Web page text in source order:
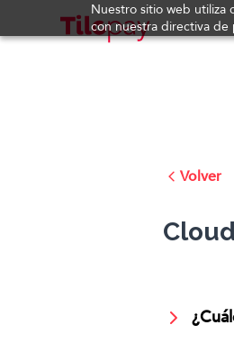
Nuestro sitio web utiliza
con nuestra directiva de
Volver